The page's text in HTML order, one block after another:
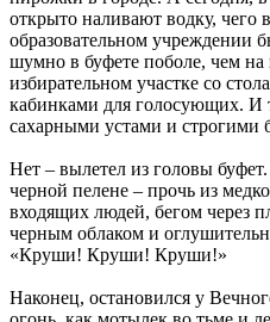
открыто наливают водку, чего
образовательном учреждении
шумно в буфете поболе, чем на
избирательном участке со
кабинками для голосующих. И
сахарными устами и строгими
Нет – вылетел из головы
черной пелене – прочь из
входящих людей, бегом через
черным облаком и
«Круши! Круши! Круши!»
Наконец, остановился у